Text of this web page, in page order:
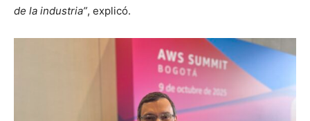
de la industria”, explicó.